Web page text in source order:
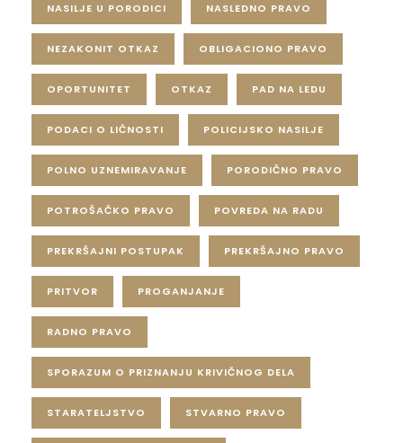
NASILJE U PORODICI NASLEDNO PRAVO
NEZAKONIT OTKAZ OBLIGACIONO PRAVO
OPORTUNITET OTKAZ PAD NA LEDU
PODACI O LIČNOSTI POLICIJSKO NASILJE
POLNO UZNEMIRAVANJE PORODIČNO PRAVO
POTROŠAČKO PRAVO POVREDA NA RADU
PREKRŠAJNI POSTUPAK PREKRŠAJNO PRAVO
PRITVOR PROGANJANJE
RADNO PRAVO
SPORAZUM O PRIZNANJU KRIVIČNOG DELA
STARATELJSTVO STVARNO PRAVO